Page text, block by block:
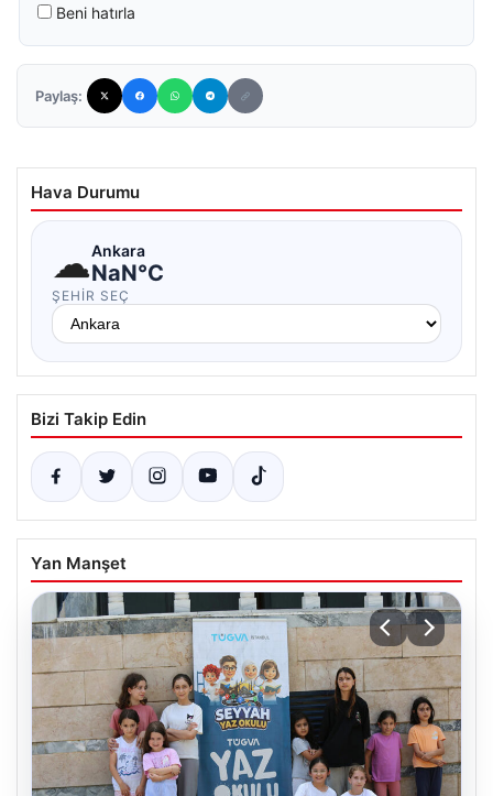
Beni hatırla
Paylaş:
Hava Durumu
☁Ankara
NaN°C
ŞEHIR SEÇ
Bizi Takip Edin
Yan Manşet